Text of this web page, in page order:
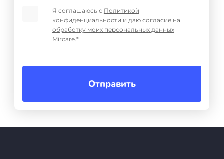
Я соглашаюсь с Политикой
конфиденциальности и даю согласие на
обработку моих персональных данных
Mircare.*
Отправить
Парагвай
Другие страны
Таиланд